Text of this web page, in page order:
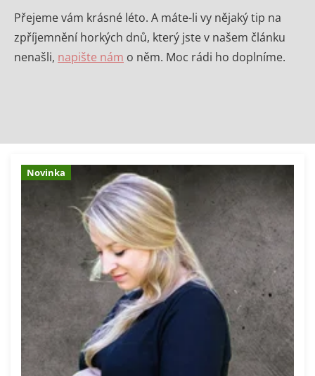
Přejeme vám krásné léto. A máte-li vy nějaký tip na
zpříjemnění horkých dnů, který jste v našem článku
nenašli, napište nám o něm. Moc rádi ho doplníme.
Novinka